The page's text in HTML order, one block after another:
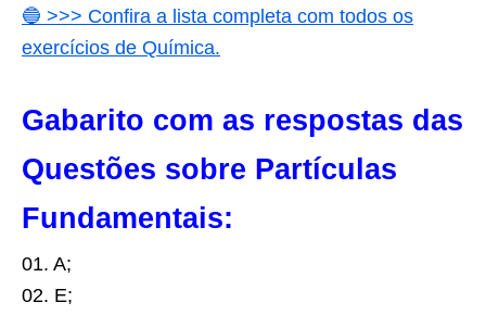
🔵 >>> Confira a lista completa com todos os
exercícios de Química.
Gabarito com as respostas das
Questões sobre Partículas
Fundamentais:
01. A;
02. E;